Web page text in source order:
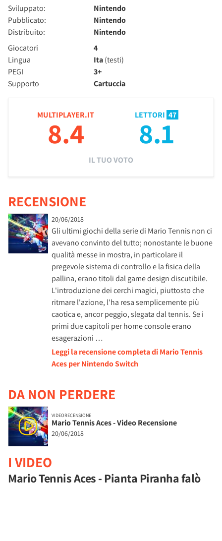
Sviluppato:
Nintendo
Pubblicato:
Nintendo
Distribuito:
Nintendo
Giocatori
4
Lingua
Ita(testi)
PEGI
3+
Supporto
Cartuccia
MULTIPLAYER.IT
8.4
LETTORI 47
8.1
IL TUO VOTO
RECENSIONE
20/06/2018
Gli ultimi giochi della serie di Mario Tennis non ci
avevano convinto del tutto; nonostante le buone
qualità messe in mostra, in particolare il
pregevole sistema di controllo e la fisica della
pallina, erano titoli dal game design discutibile.
L'introduzione dei cerchi magici, piuttosto che
ritmare l'azione, l'ha resa semplicemente più
caotica e, ancor peggio, slegata dal tennis. Se i
primi due capitoli per home console erano
esagerazioni …
Leggi la recensione completa di Mario Tennis
Aces per Nintendo Switch
DA NON PERDERE
VIDEORECENSIONE
Mario Tennis Aces - Video Recensione
20/06/2018
I VIDEO
Mario Tennis Aces - Pianta Piranha falò